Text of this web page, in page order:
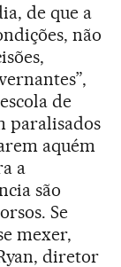
de que a
não
de
paralisados
aquém
a
são
Se
mexer,
diretor